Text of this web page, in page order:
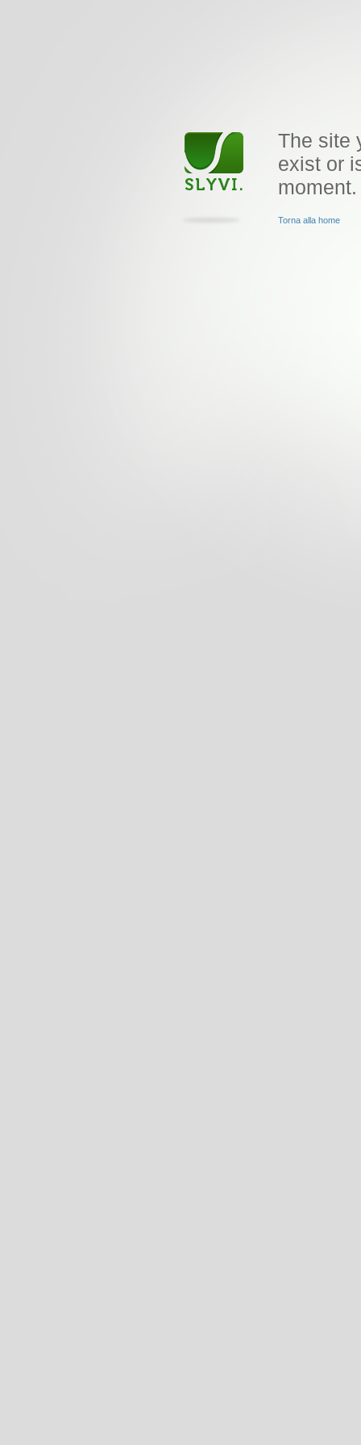
The site
exist or
moment.
Torna alla home